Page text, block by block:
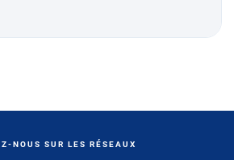
NOUS SUR LES RÉSEAUX